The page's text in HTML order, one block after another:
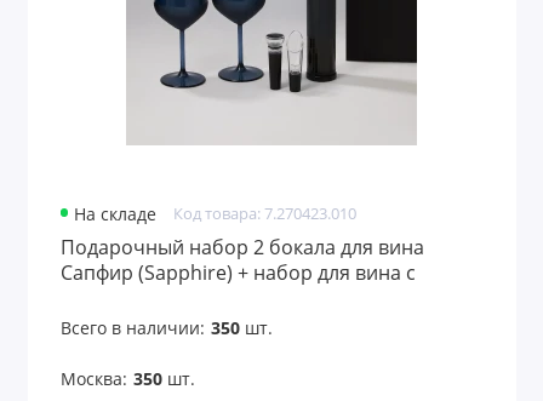
На складе Код товара: 7.270423.010
Подарочный набор 2 бокала для вина
Сапфир (Sapphire) + набор для вина с
(Sacramento), в черной коробке
Всего в наличии: 350шт.
Москва: 350шт.